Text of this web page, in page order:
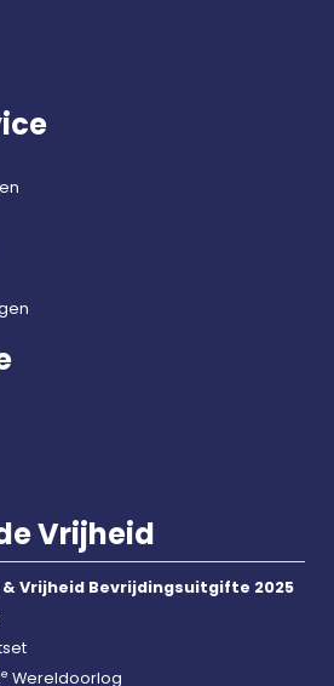
Vrijheid
& Vrijheid Bevrijdingsuitgifte 2025
e Wereldoorlog